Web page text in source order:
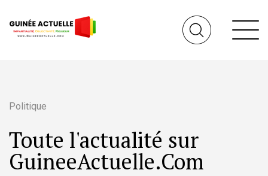
Politique
Toute l'actualité sur
GuineeActuelle.Com